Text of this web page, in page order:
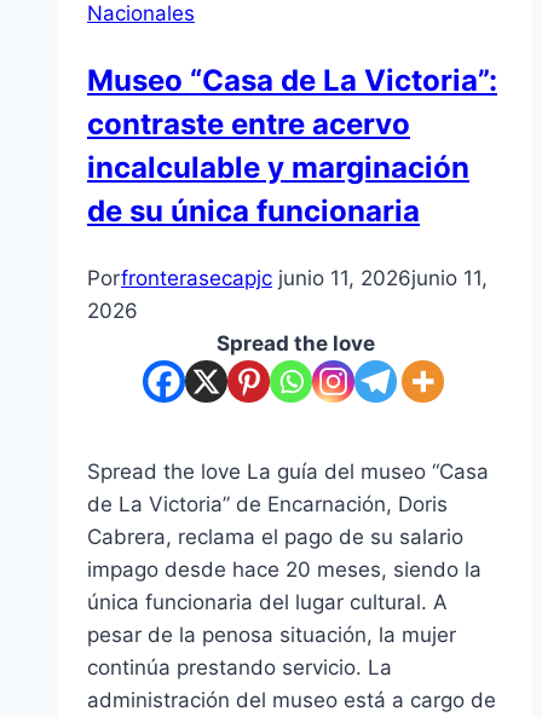
generalizado
el
Gobierno
de
Peña
Nacionales
Museo “Casa de La Victoria”:
contraste entre acervo
incalculable y marginación
de su única funcionaria
Porfronterasecapjc junio 11, 2026junio 11,
2026
Spread the love
Spread the love La guía del museo “Casa
de La Victoria” de Encarnación, Doris
Cabrera, reclama el pago de su salario
impago desde hace 20 meses, siendo la
única funcionaria del lugar cultural. A
pesar de la penosa situación, la mujer
continúa prestando servicio. La
administración del museo está a cargo de